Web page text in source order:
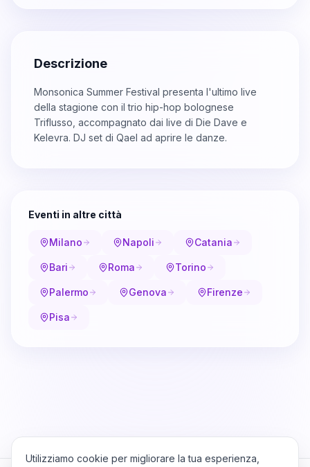
Descrizione
Monsonica Summer Festival presenta l'ultimo live
della stagione con il trio hip-hop bolognese
Triflusso, accompagnato dai live di Die Dave e
Kelevra. DJ set di Qael ad aprire le danze.
Eventi in altre città
Milano Napoli Catania
Bari Roma Torino
Palermo Genova Firenze
Pisa
Utilizziamo cookie per migliorare la tua esperienza,